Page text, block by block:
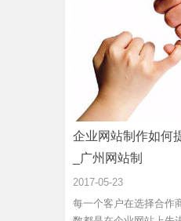
企业网站制作如何
_广州网站制
2017-05-23
每一个客户在选择合作